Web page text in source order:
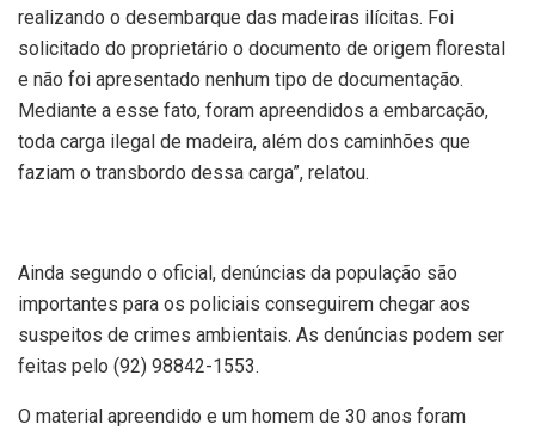
realizando o desembarque das madeiras ilícitas. Foi
solicitado do proprietário o documento de origem florestal
e não foi apresentado nenhum tipo de documentação.
Mediante a esse fato, foram apreendidos a embarcação,
toda carga ilegal de madeira, além dos caminhões que
faziam o transbordo dessa carga”, relatou.
Ainda segundo o oficial, denúncias da população são
importantes para os policiais conseguirem chegar aos
suspeitos de crimes ambientais. As denúncias podem ser
feitas pelo (92) 98842-1553.
O material apreendido e um homem de 30 anos foram